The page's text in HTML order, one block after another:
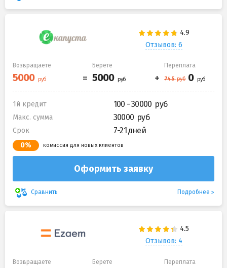
Отзывов: 6
Возвращаете Берете Переплата
1й кредит 100 - 30000
Макс. сумма 30000
Срок 7-21 дней
0% комиссия для новых клиентов
Оформить заявку
Сравнить Подробнее
Отзывов: 4
Возвращаете Берете Переплата